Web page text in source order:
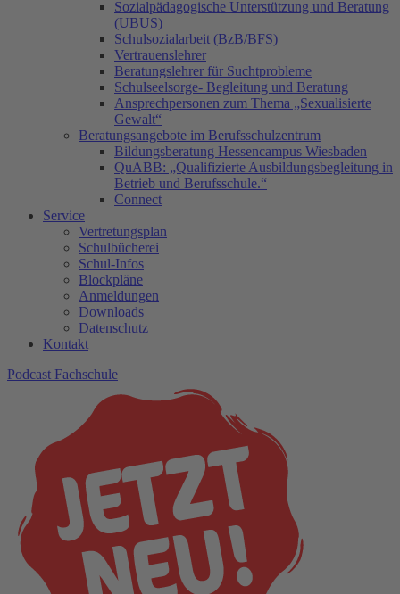
Sozialpädagogische Unterstützung und Beratung
(UBUS)
Schulsozialarbeit (BzB/BFS)
Vertrauenslehrer
Beratungslehrer für Suchtprobleme
Schulseelsorge- Begleitung und Beratung
Ansprechpersonen zum Thema „Sexualisierte
Gewalt“
Beratungsangebote im Berufsschulzentrum
Bildungsberatung Hessencampus Wiesbaden
QuABB: „Qualifizierte Ausbildungsbegleitung in
Betrieb und Berufsschule.“
Connect
Service
Vertretungsplan
Schulbücherei
Schul-Infos
Blockpläne
Anmeldungen
Downloads
Datenschutz
Kontakt
Podcast Fachschule